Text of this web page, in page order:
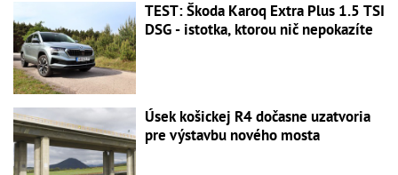
TEST: Škoda Karoq Extra Plus 1.5 TSI
DSG - istotka, ktorou nič nepokazíte
Úsek košickej R4 dočasne uzatvoria
pre výstavbu nového mosta